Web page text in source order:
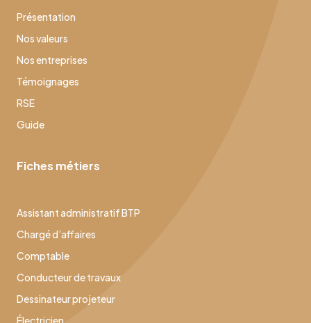
Présentation
Nos valeurs
Nos entreprises
Témoignages
RSE
Guide
Fiches métiers
Assistant administratif BTP
Chargé d’affaires
Comptable
Conducteur de travaux
Dessinateur projeteur
Électricien